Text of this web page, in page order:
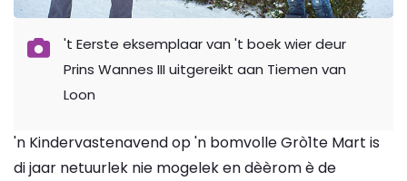
't Eerste eksemplaar van 't boek wier deur
Prins Wannes III uitgereikt aan Tiemen van
Loon
'n Kindervastenavend op 'n bomvolle Grò1te Mart is
di jaar netuurlek nie mogelek en dèèrom è de